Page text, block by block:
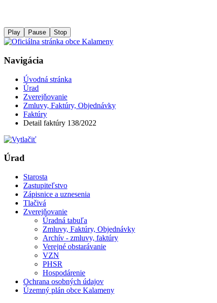
Play Pause Stop
Navigácia
Úvodná stránka
Úrad
Zverejňovanie
Zmluvy, Faktúry, Objednávky
Faktúry
Detail faktúry 138/2022
Úrad
Starosta
Zastupiteľstvo
Zápisnice a uznesenia
Tlačivá
Zverejňovanie
Úradná tabuľa
Zmluvy, Faktúry, Objednávky
Archív - zmluvy, faktúry
Verejné obstarávanie
VZN
PHSR
Hospodárenie
Ochrana osobných údajov
Územný plán obce Kalameny